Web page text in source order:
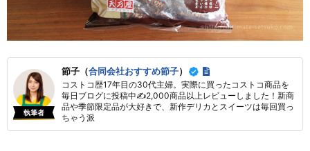
執筆者
節子（合同会社おすすめ節子）
コストコ歴17年目の30代主婦。実際に買ったコストコ商品を
毎日ブログに投稿中✍2,000商品以上レビューしました！新商
品や季節限定品が大好きで、新作デリカとスイーツは毎回買っ
ちゃう派